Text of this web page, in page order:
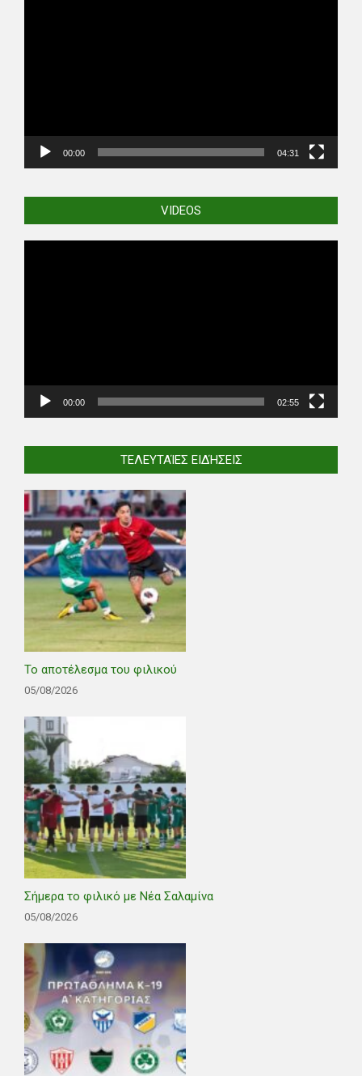
00:00 04:31
VIDEOS
00:00 02:55
ΤΕΛΕΥΤΑΊΕΣ ΕΙΔΉΣΕΙΣ
Το αποτέλεσμα του φιλικού
05/08/2026
Σήμερα το φιλικό με Νέα Σαλαμίνα
05/08/2026